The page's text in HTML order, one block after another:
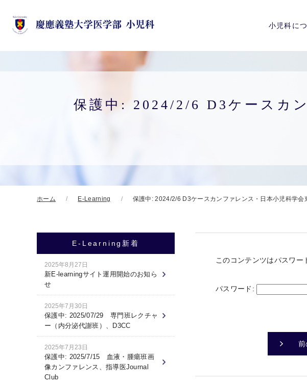
小児科に
保護中: 2024/2/6 D3ケースカ
ホーム E-Learning 保護中: 2024/2/6 D3ケースカンファレンス・日本小児科学会
E-Learning新着
2025年8月27日
新E-learningサイト運用開始のお知ら
せ
2025年7月30日
保護中: 2025/07/29 専門班レクチャ
ー（内分泌代謝班）、D3CC
2025年7月23日
保護中: 2025/7/15 血液・腫瘍班画
像カンファレンス、指導医Journal
Club
このコンテンツはパスワー
パスワード:
前